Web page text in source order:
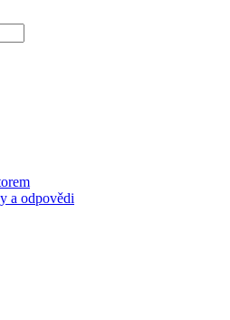
a odpovědi